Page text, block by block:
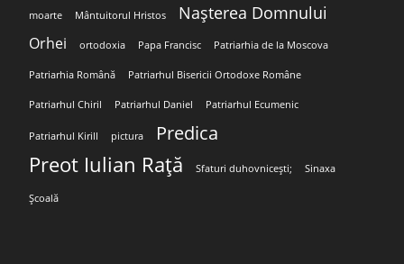
moarte Mântuitorul Hristos Nașterea Domnului
Orhei ortodoxia Papa Francisc Patriarhia de la Moscova
Patriarhia Română Patriarhul Bisericii Ortodoxe Române
Patriarhul Chiril Patriarhul Daniel Patriarhul Ecumenic
Patriarhul Kirill pictura Predica
Preot Iulian Rață Sfaturi duhovnicești; Sinaxa
Școală